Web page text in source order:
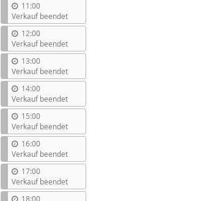
11:00
Verkauf beendet
12:00
Verkauf beendet
13:00
Verkauf beendet
14:00
Verkauf beendet
15:00
Verkauf beendet
16:00
Verkauf beendet
17:00
Verkauf beendet
18:00